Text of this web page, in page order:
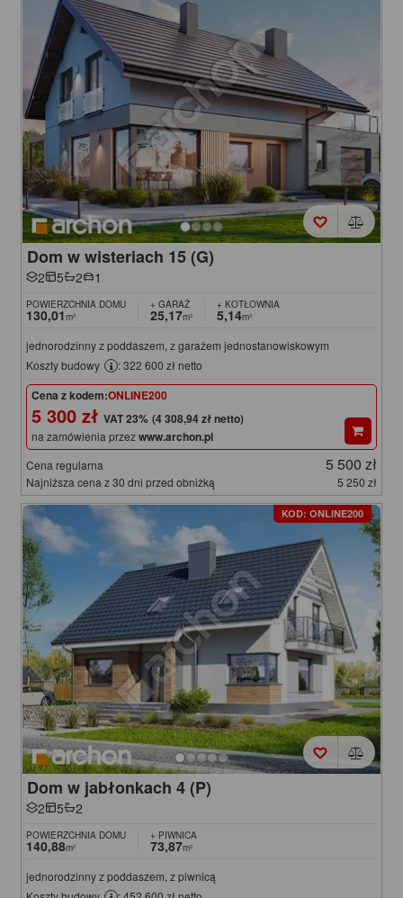
Dom w wisteriach 15 (G)
2 5 2 1
POWIERZCHNIA DOMU
130,01m²
+ GARAŻ
25,17m²
+ KOTŁOWNIA
5,14m²
jednorodzinny z poddaszem, z garażem jednostanowiskowym
Koszty budowy
: 322 600 zł netto
Cena z kodem:ONLINE200
5 300 zł (4 308,94 zł netto)
na zamówienia przezwww.archon.pl
Cena regularna 5 500 zł
Najniższa cena z 30 dni przed obniżką 5 250 zł
KOD: ONLINE200
Dom w jabłonkach 4 (P)
2 5 2
POWIERZCHNIA DOMU
140,88m²
+ PIWNICA
73,87m²
jednorodzinny z poddaszem, z piwnicą